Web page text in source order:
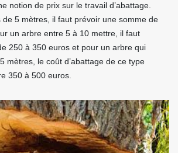
notion de prix sur le travail d’abattage.
de 5 mètres, il faut prévoir une somme de
un arbre entre 5 à 10 mettre, il faut
250 à 350 euros et pour un arbre qui
mètres, le coût d’abattage de ce type
350 à 500 euros.